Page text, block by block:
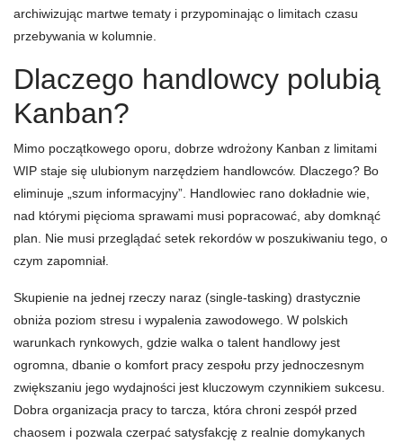
archiwizując martwe tematy i przypominając o limitach czasu
przebywania w kolumnie.
Dlaczego handlowcy polubią
Kanban?
Mimo początkowego oporu, dobrze wdrożony Kanban z limitami
WIP staje się ulubionym narzędziem handlowców. Dlaczego? Bo
eliminuje „szum informacyjny”. Handlowiec rano dokładnie wie,
nad którymi pięcioma sprawami musi popracować, aby domknąć
plan. Nie musi przeglądać setek rekordów w poszukiwaniu tego, o
czym zapomniał.
Skupienie na jednej rzeczy naraz (single-tasking) drastycznie
obniża poziom stresu i wypalenia zawodowego. W polskich
warunkach rynkowych, gdzie walka o talent handlowy jest
ogromna, dbanie o komfort pracy zespołu przy jednoczesnym
zwiększaniu jego wydajności jest kluczowym czynnikiem sukcesu.
Dobra organizacja pracy to tarcza, która chroni zespół przed
chaosem i pozwala czerpać satysfakcję z realnie domykanych